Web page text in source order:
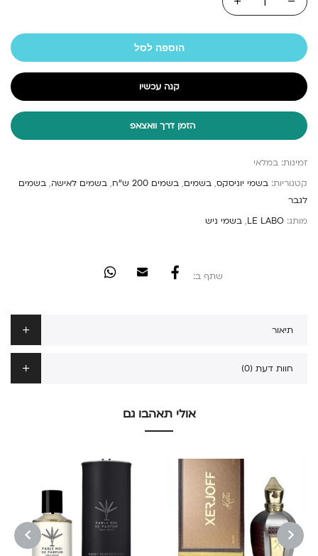
הוספה לסל
קנה עכשיו
הזמן דרך וואצאפ
זמינות: במלאי
קטגוריות: בשמי יוניסקס, בשמים, בשמים 200 ש"ח , בשמים לאישה, בשמים
לגבר
מותג: LE LABO
, בשמי ניש
שתף ב:
תיאור
חוות דעת (0)
אולי תאהבו גם